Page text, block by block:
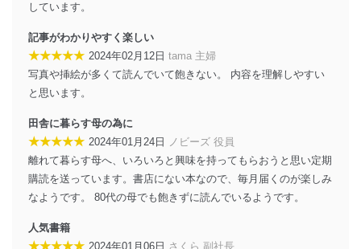
しています。
記事がわかりやすく楽しい
★★★★★ 2024年02月12日 tama 主婦
写真や挿絵が多くて読んでいて飽きない。 内容を理解しやすい
と思います。
田舎に暮らす母の為に
★★★★★ 2024年01月24日
ノビーズ 役員
離れて暮らす母へ、いろいろと興味を持ってもらおうと思い定期
購読を送っています。書店にない本なので、毎月届くのが楽しみ
なようです。 80代の母でも飽きずに読んでいるようです。
人気書籍
★★★★★ 2024年01月06日 さくら 副社長